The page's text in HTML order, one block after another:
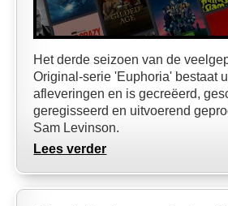
Het derde seizoen van de
Original-serie 'Euphoria' bestaat
afleveringen en is gecreëerd,
geregisseerd en uitvoerend
Sam Levinson.
Lees verder